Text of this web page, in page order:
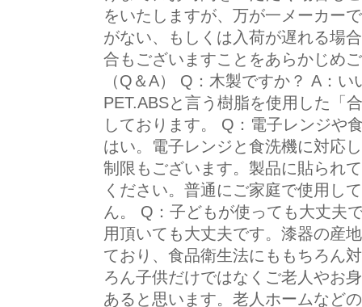
をいたしますが、万が一メーカー
がない、もしくは入荷が遅れる場
合もございますことをあらかじめ
（Q＆A） Q：木製ですか？ A：
PET.ABSと言う樹脂を使用した「
しております。 Q：電子レンジや
はい。電子レンジと食洗機に対応
制限もございます。製品に貼られ
ください。普通にご家庭で使用し
ん。 Q：子どもが使っても大丈夫
用頂いても大丈夫です。漆器の産
ており、食品衛生法にももちろん
ろん子供だけではなくご老人やお
あると思います。老人ホームなど